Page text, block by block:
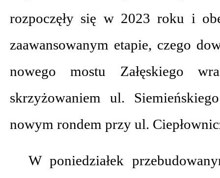
rozpoczęły się w 2023 roku i
zaawansowanym etapie, czego
nowego mostu Załęskiego
skrzyżowaniem ul.
nowym rondem przy ul.
W poniedziałek